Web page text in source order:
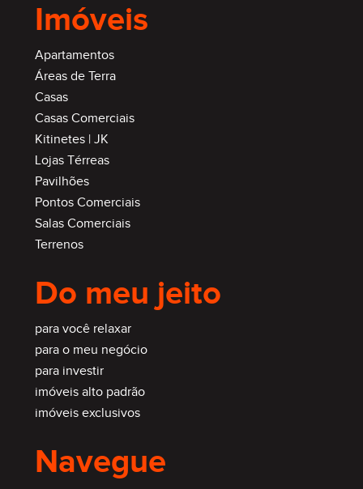
Imóveis
Apartamentos
Áreas de Terra
Casas
Casas Comerciais
Kitinetes | JK
Lojas Térreas
Pavilhões
Pontos Comerciais
Salas Comerciais
Terrenos
Do meu jeito
para você relaxar
para o meu negócio
para investir
imóveis alto padrão
imóveis exclusivos
Navegue